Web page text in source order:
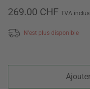
269.00 CHF TVA
N’est plus disponible